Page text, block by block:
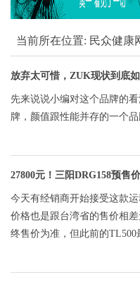
当前所在位置: 民众健康
放弃太可惜，ZUK现状到底
先来说说小编对这个品牌的
牌，颜值跟性能并存的一个
27800元！三阳DRG158预售
今天有经销商开始接受这款
价格也是跟台湾省的售价相
终售价为准，但此前的TL500